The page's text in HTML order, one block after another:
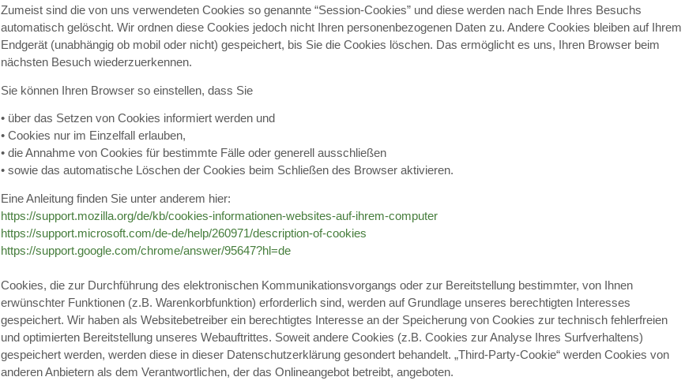
Zumeist sind die von uns verwendeten Cookies so genannte “Session-Cookies” und diese werden nach Ende Ihres Besuchs
automatisch gelöscht. Wir ordnen diese Cookies jedoch nicht Ihren personenbezogenen Daten zu. Andere Cookies bleiben auf Ihrem
Endgerät (unabhängig ob mobil oder nicht) gespeichert, bis Sie die Cookies löschen. Das ermöglicht es uns, Ihren Browser beim
nächsten Besuch wiederzuerkennen.
Sie können Ihren Browser so einstellen, dass Sie
• über das Setzen von Cookies informiert werden und
• Cookies nur im Einzelfall erlauben,
• die Annahme von Cookies für bestimmte Fälle oder generell ausschließen
• sowie das automatische Löschen der Cookies beim Schließen des Browser aktivieren.
Eine Anleitung finden Sie unter anderem hier:
https://support.mozilla.org/de/kb/cookies-informationen-websites-auf-ihrem-computer
https://support.microsoft.com/de-de/help/260971/description-of-cookies
https://support.google.com/chrome/answer/95647?hl=de
Cookies, die zur Durchführung des elektronischen Kommunikationsvorgangs oder zur Bereitstellung bestimmter, von Ihnen
erwünschter Funktionen (z.B. Warenkorbfunktion) erforderlich sind, werden auf Grundlage unseres berechtigten Interesses
gespeichert. Wir haben als Websitebetreiber ein berechtigtes Interesse an der Speicherung von Cookies zur technisch fehlerfreien
und optimierten Bereitstellung unseres Webauftrittes. Soweit andere Cookies (z.B. Cookies zur Analyse Ihres Surfverhaltens)
gespeichert werden, werden diese in dieser Datenschutzerklärung gesondert behandelt. „Third-Party-Cookie“ werden Cookies von
anderen Anbietern als dem Verantwortlichen, der das Onlineangebot betreibt, angeboten.